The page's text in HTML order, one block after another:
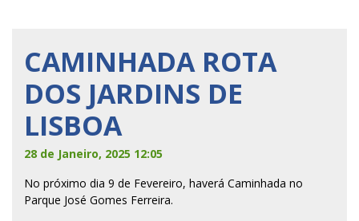
CAMINHADA ROTA
DOS JARDINS DE
LISBOA
28 de Janeiro, 2025 12:05
No próximo dia 9 de Fevereiro, haverá Caminhada no
Parque José Gomes Ferreira.